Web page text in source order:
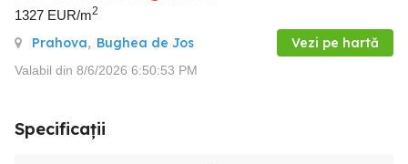
1327 EUR/m2
Prahova, Bughea de Jos Vezi pe hartă
Valabil din 8/6/2026 6:50:53 PM
Specificații